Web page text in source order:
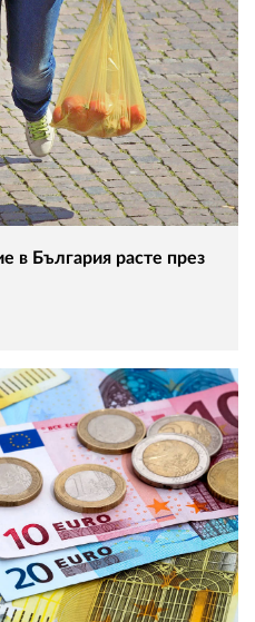
в България расте през